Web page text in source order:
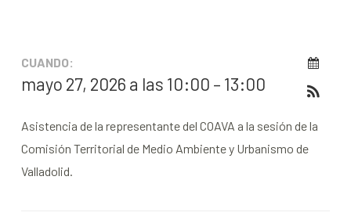
CUANDO:
mayo 27, 2026 a las 10:00 – 13:00
Asistencia de la representante del COAVA a la sesión de la
Comisión Territorial de Medio Ambiente y Urbanismo de
Valladolid.